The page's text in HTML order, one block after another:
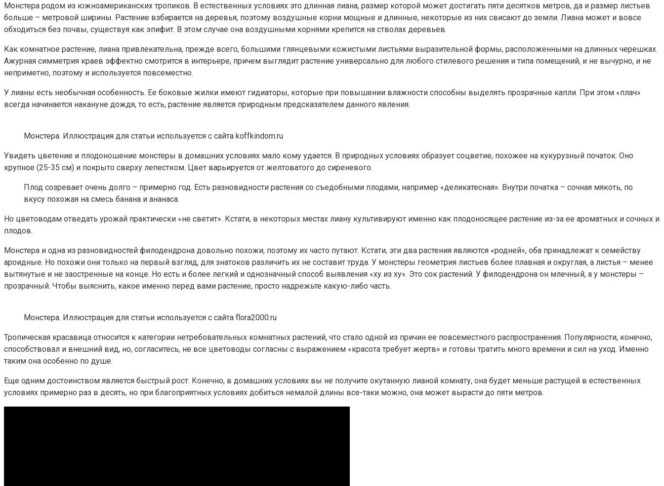
Монстера родом из южноамериканских тропиков. В естественных условиях это длинная лиана, размер которой может достигать пяти десятков метров, да и размер листьев
больше – метровой ширины. Растение взбирается на деревья, поэтому воздушные корни мощные и длинные, некоторые из них свисают до земли. Лиана может и вовсе
обходиться без почвы, существуя как эпифит. В этом случае она воздушными корнями крепится на стволах деревьев.
Как комнатное растение, лиана привлекательна, прежде всего, большими глянцевыми кожистыми листьями выразительной формы, расположенными на длинных черешках.
Ажурная симметрия краев эффектно смотрится в интерьере, причем выглядит растение универсально для любого стилевого решения и типа помещений, и не вычурно, и не
неприметно, поэтому и используется повсеместно.
У лианы есть необычная особенность. Ее боковые жилки имеют гидиаторы, которые при повышении влажности способны выделять прозрачные капли. При этом «плач»
всегда начинается накануне дождя, то есть, растение является природным предсказателем данного явления.
Монстера. Иллюстрация для статьи используется с сайта koffkindom.ru
Увидеть цветение и плодоношение монстеры в домашних условиях мало кому удается. В природных условиях образует соцветие, похожее на кукурузный початок. Оно
крупное (25-35 см) и покрыто сверху лепестком. Цвет варьируется от желтоватого до сиреневого.
Плод созревает очень долго – примерно год. Есть разновидности растения со съедобными плодами, например «деликатесная». Внутри початка – сочная мякоть, по
вкусу похожая на смесь банана и ананаса.
Но цветоводам отведать урожай практически «не светит». Кстати, в некоторых местах лиану культивируют именно как плодоносящее растение из-за ее ароматных и сочных и
плодов.
Монстера и одна из разновидностей филодендрона довольно похожи, поэтому их часто путают. Кстати, эти два растения являются «родней», оба принадлежат к семейству
ароидные. Но похожи они только на первый взгляд, для знатоков различить их не составит труда. У монстеры геометрия листьев более плавная и округлая, а листья – менее
вытянутые и не заостренные на конце. Но есть и более легкий и однозначный способ выявления «ху из ху». Это сок растений. У филодендрона он млечный, а у монстеры –
прозрачный. Чтобы выяснить, какое именно перед вами растение, просто надрежьте какую-либо часть.
Монстера. Иллюстрация для статьи используется с сайта flora2000.ru
Тропическая красавица относится к категории нетребовательных комнатных растений, что стало одной из причин ее повсеместного распространения. Популярности, конечно,
способствовал и внешний вид, но, согласитесь, не все цветоводы согласны с выражением «красота требует жертв» и готовы тратить много времени и сил на уход. Именно
таким она особенно по душе.
Еще одним достоинством является быстрый рост. Конечно, в домашних условиях вы не получите окутанную лианой комнату, она будет меньше растущей в естественных
условиях примерно раз в десять, но при благоприятных условиях добиться немалой длины все-таки можно, она может вырасти до пяти метров.